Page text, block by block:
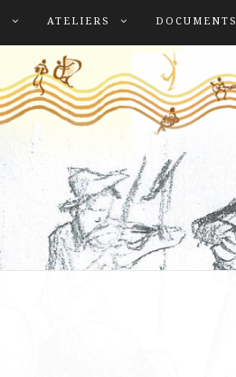
ATELIERS DOCUMENTS